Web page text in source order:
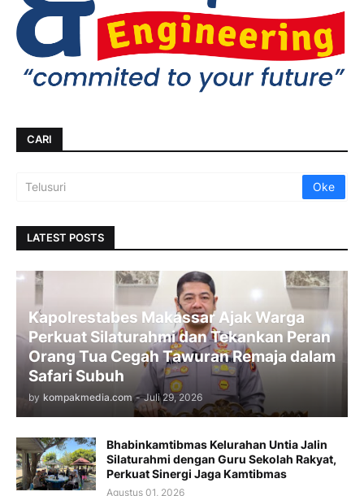
CARI
LATEST POSTS
Kapolrestabes Makassar Ajak Warga
Perkuat Silaturahmi dan Tekankan Peran
Orang Tua Cegah Tawuran Remaja dalam
Safari Subuh
by kompakmedia.com - Juli 29, 2026
Bhabinkamtibmas Kelurahan Untia Jalin
Silaturahmi dengan Guru Sekolah Rakyat,
Perkuat Sinergi Jaga Kamtibmas
Agustus 01, 2026